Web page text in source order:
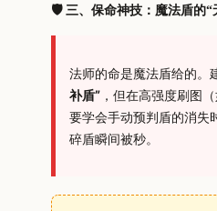
🛡️ 三、保命神技：魔法盾的“
法师的命是魔法盾给的。
补盾” ，但在高强度刷图
要学会手动预判盾的消失
碎盾瞬间被秒。